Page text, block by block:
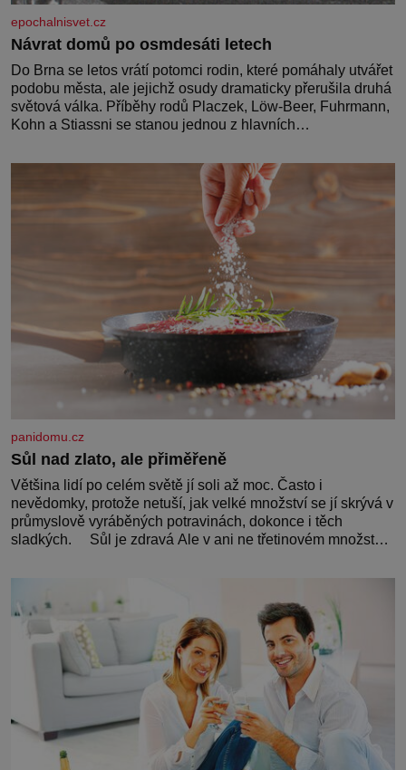
epochalnisvet.cz
Návrat domů po osmdesáti letech
Do Brna se letos vrátí potomci rodin, které pomáhaly utvářet
podobu města, ale jejichž osudy dramaticky přerušila druhá
světová válka. Příběhy rodů Placzek, Löw-Beer, Fuhrmann,
Kohn a Stiassni se stanou jednou z hlavních
FEST 2026. Některé návraty nejsou jednoduché. Místa,
která si člověk pamatuje z rodinných vyprávění, už dávno
panidomu.cz
Sůl nad zlato, ale přiměřeně
Většina lidí po celém světě jí soli až moc. Často i
nevědomky, protože netuší, jak velké množství se jí skrývá v
průmyslově vyráběných potravinách, dokonce i těch
sladkých. Sůl je zdravá Ale v ani ne třetinovém množství,
sodík a chlór – jsou zásadní pro správné hospodaření